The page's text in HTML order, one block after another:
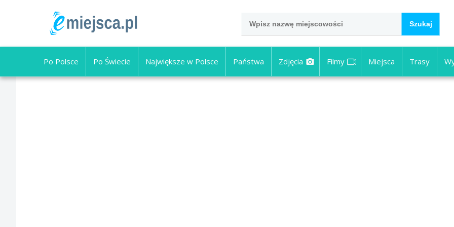
Po Polsce Po Świecie Największe w Polsce Państwa Zdjęcia Filmy Miejsca Trasy